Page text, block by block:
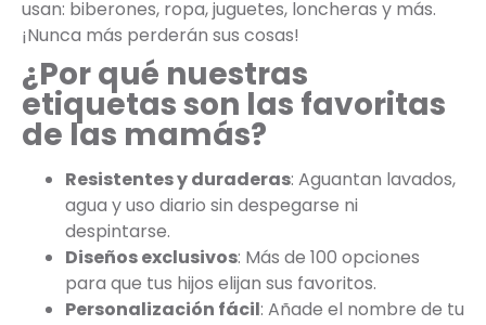
usan: biberones, ropa, juguetes, loncheras y más.
¡Nunca más perderán sus cosas!
¿Por qué nuestras
etiquetas son las favoritas
de las mamás?
Resistentes y duraderas: Aguantan lavados,
agua y uso diario sin despegarse ni
despintarse.
Diseños exclusivos: Más de 100 opciones
para que tus hijos elijan sus favoritos.
Personalización fácil: Añade el nombre de tu